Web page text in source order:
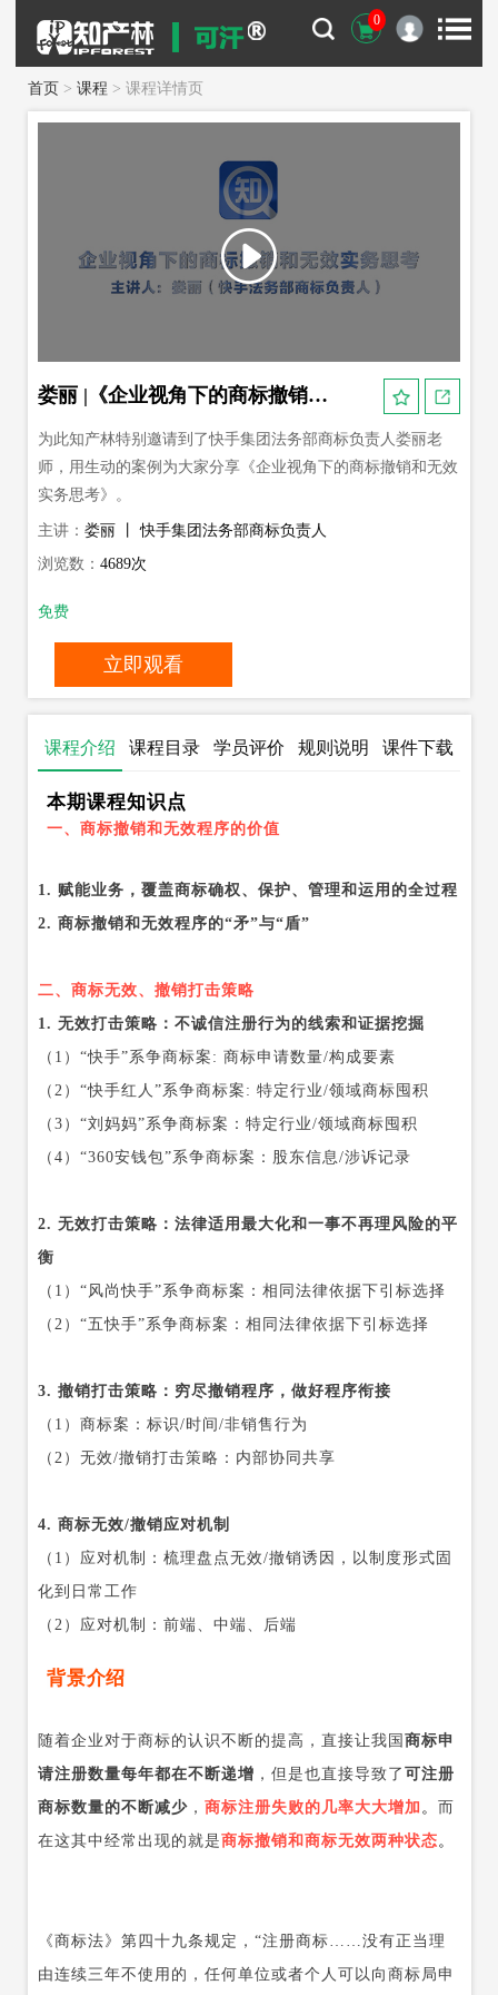
0
首页 > 课程 > 课程详情页
娄丽 |《企业视角下的商标撤销和无效实务思考》
为此知产林特别邀请到了快手集团法务部商标负责人娄丽老
师，用生动的案例为大家分享《企业视角下的商标撤销和无效
实务思考》。
主讲：娄丽 丨 快手集团法务部商标负责人
浏览数：4689次
免费
立即观看
课程介绍 课程目录 学员评价 规则说明 课件下载
本期课程知识点
一、商标撤销和无效程序的价值
1. 赋能业务，覆盖商标确权、保护、管理和运用的全过程
2. 商标撤销和无效程序的“矛”与“盾”
二、商标无效、撤销打击策略
1. 无效打击策略：不诚信注册行为的线索和证据挖掘
（1）“快手”系争商标案: 商标申请数量/构成要素
（2）“快手红人”系争商标案: 特定行业/领域商标囤积
（3）“刘妈妈”系争商标案：特定行业/领域商标囤积
（4）“360安钱包”系争商标案：股东信息/涉诉记录
2. 无效打击策略：法律适用最大化和一事不再理风险的平
衡
（1）“风尚快手”系争商标案：相同法律依据下引标选择
（2）“五快手”系争商标案：相同法律依据下引标选择
3. 撤销打击策略：穷尽撤销程序，做好程序衔接
（1）商标案：标识/时间/非销售行为
（2）无效/撤销打击策略：内部协同共享
4. 商标无效/撤销应对机制
（1）应对机制：梳理盘点无效/撤销诱因，以制度形式固
化到日常工作
（2）应对机制：前端、中端、后端
背景介绍
随着企业对于商标的认识不断的提高，直接让我国商标申
请注册数量每年都在不断递增 ，但是也直接导致了可注册
商标数量的不断减少 ，商标注册失败的几率大大增加 。而
在这其中经常出现的就是商标撤销和商标无效两种状态 。
《商标法》第四十九条规定，“注册商标……没有正当理
由连续三年不使用的，任何单位或者个人可以向商标局申